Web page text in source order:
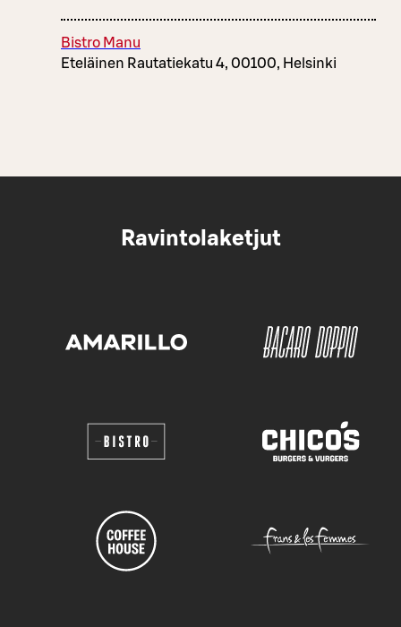
Bistro Manu
Eteläinen Rautatiekatu 4, 00100, Helsinki
Ravintolaketjut